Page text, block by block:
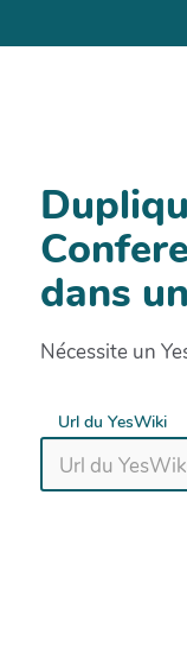
dans
Nécessite un
Url du YesWiki